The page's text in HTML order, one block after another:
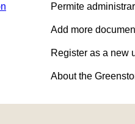
Permite
Add more
Register as a new
About the